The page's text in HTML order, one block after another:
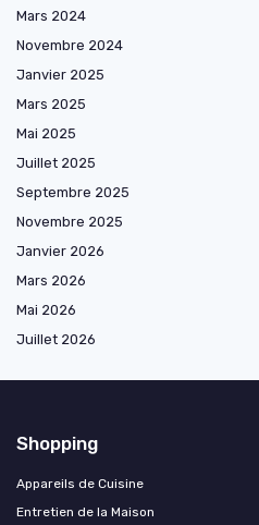
Mars 2024
Novembre 2024
Janvier 2025
Mars 2025
Mai 2025
Juillet 2025
Septembre 2025
Novembre 2025
Janvier 2026
Mars 2026
Mai 2026
Juillet 2026
Shopping
Appareils de Cuisine
Entretien de la Maison